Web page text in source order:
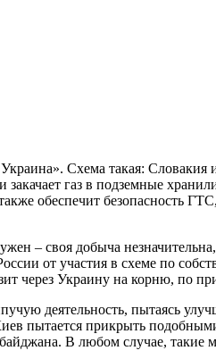
Схема такая: Словакия
газ в подземные
обеспечит безопасность
– своя добыча
от участия в схеме по
через Украину на корню, по
деятельность, пытаясь
пытается прикрыть
В любом случае, такие